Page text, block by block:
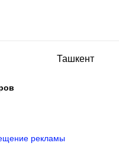
Ташкент
рекламы